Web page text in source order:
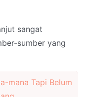
sangat
sumber yang
mana Tapi Belum